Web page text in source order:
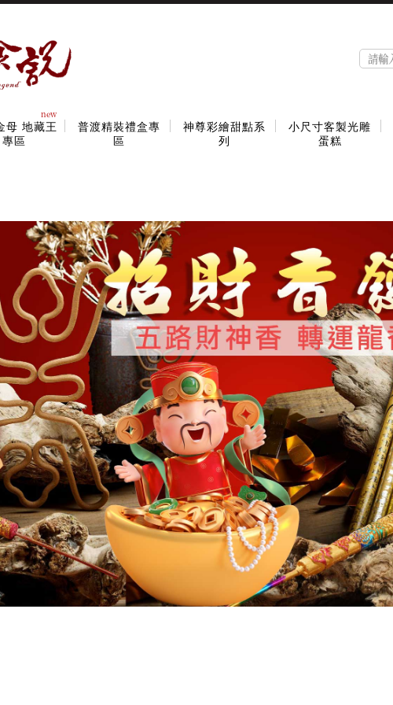
new
母 地藏王
專區
普渡精裝禮盒專
區
神尊彩繪甜點系
列
小尺寸客製光雕
蛋糕